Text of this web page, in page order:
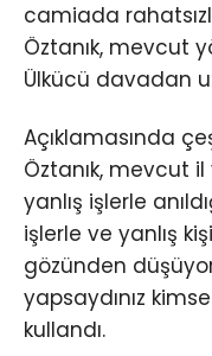
camiada
Öztanık, mevcut
Ülkücü davadan
Açıklamasında
Öztanık, mevcut
yanlış işlerle
işlerle ve yanlış
gözünden
yapsaydınız
kullandı.